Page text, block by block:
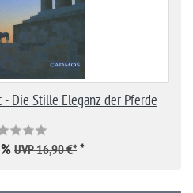
Die Stille Eleganz der Pferde
% UVP 16,90 €* *